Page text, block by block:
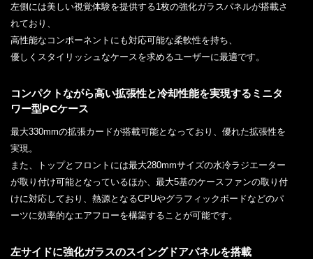
左側には美しい視覚体験を提供する1枚の強化ガラスパネルが搭載さ
れており、
高性能なコンポーネントにも対応可能な柔軟性を持ち、
優しくスタイリッシュなケースを求めるユーザーに最適です。
コンパクトながら高い拡張性と冷却性能を実現するミニタ
ワー型PCケース
最大330mmの拡張カードが搭載可能となっており、優れた拡張性を
実現。
また、トップとフロントには最大280mmサイズの水冷ラジエーター
が取り付け可能となっているほか、最大5基のケースファンの取り付
けに対応しており、熱源となるCPUやグラフィックボードなどのパ
ーツに効率的なエアフローを構築することが可能です。
左サイドに強化ガラスのスイングドアパネルを搭載